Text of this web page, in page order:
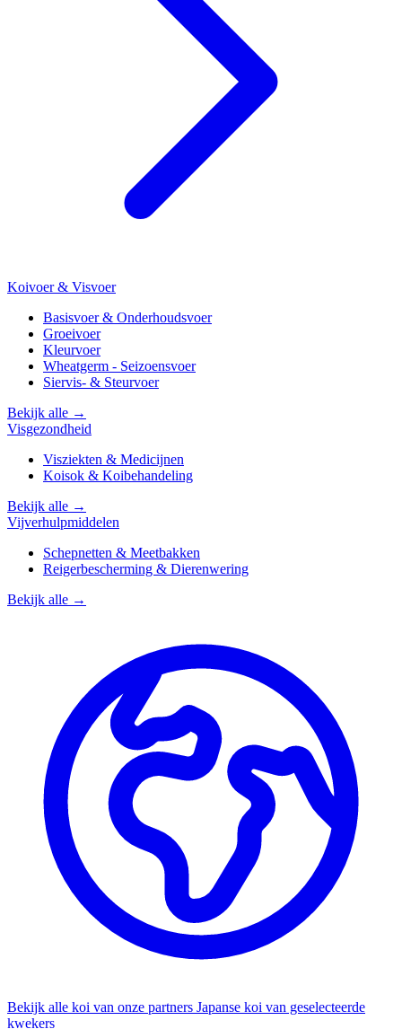
Koivoer & Visvoer
Basisvoer & Onderhoudsvoer
Groeivoer
Kleurvoer
Wheatgerm - Seizoensvoer
Siervis- & Steurvoer
Bekijk alle →
Visgezondheid
Visziekten & Medicijnen
Koisok & Koibehandeling
Bekijk alle →
Vijverhulpmiddelen
Schepnetten & Meetbakken
Reigerbescherming & Dierenwering
Bekijk alle →
Bekijk alle koi van onze partners Japanse koi van geselecteerde
kwekers